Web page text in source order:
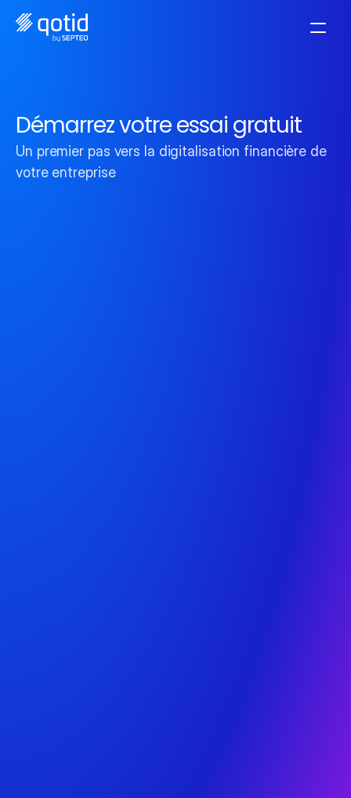
Démarrez votre essai gratuit
Un premier pas vers la digitalisation financière de
votre entreprise